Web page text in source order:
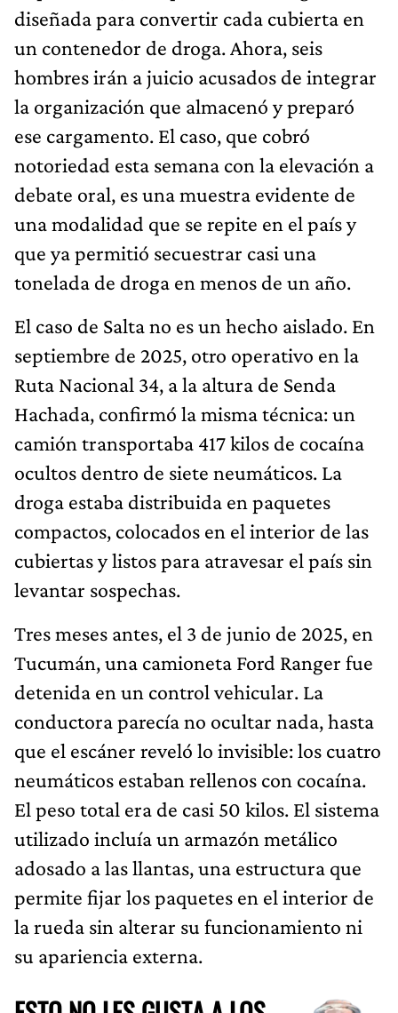
diseñada para convertir cada cubierta en
un contenedor de droga. Ahora, seis
hombres irán a juicio acusados de integrar
la organización que almacenó y preparó
ese cargamento. El caso, que cobró
notoriedad esta semana con la elevación a
debate oral, es una muestra evidente de
una modalidad que se repite en el país y
que ya permitió secuestrar casi una
tonelada de droga en menos de un año.
El caso de Salta no es un hecho aislado. En
septiembre de 2025, otro operativo en la
Ruta Nacional 34, a la altura de Senda
Hachada, confirmó la misma técnica: un
camión transportaba 417 kilos de cocaína
ocultos dentro de siete neumáticos. La
droga estaba distribuida en paquetes
compactos, colocados en el interior de las
cubiertas y listos para atravesar el país sin
levantar sospechas.
Tres meses antes, el 3 de junio de 2025, en
Tucumán, una camioneta Ford Ranger fue
detenida en un control vehicular. La
conductora parecía no ocultar nada, hasta
que el escáner reveló lo invisible: los cuatro
neumáticos estaban rellenos con cocaína.
El peso total era de casi 50 kilos. El sistema
utilizado incluía un armazón metálico
adosado a las llantas, una estructura que
permite fijar los paquetes en el interior de
la rueda sin alterar su funcionamiento ni
su apariencia externa.